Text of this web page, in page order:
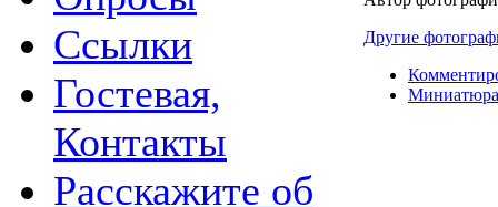
Ссылки
Гостевая,
Контакты
Расскажите об
Другие
Миниатюра